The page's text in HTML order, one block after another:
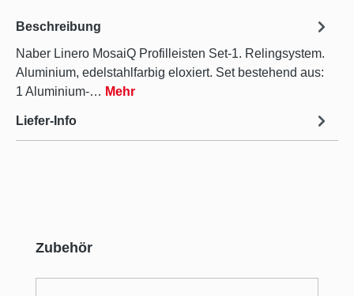
Beschreibung
Naber Linero MosaiQ Profilleisten Set-1. Relingsystem.
Aluminium, edelstahlfarbig eloxiert. Set bestehend aus:
1 Aluminium-… Mehr
Liefer-Info
Produktgalerie überspringen
Zubehör